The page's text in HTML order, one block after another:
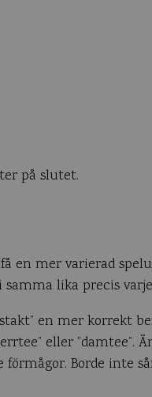
på slutet.
en mer varierad
lika precis
en mer korrekt
eller ”damtee”.
Borde inte